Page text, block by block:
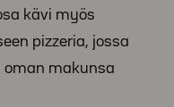
kävi myös
pizzeria, jossa
oman makunsa